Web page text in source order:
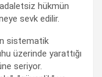
hükmün
sevk edilir.
sistematik
üzerinde yarattığı
seriyor.